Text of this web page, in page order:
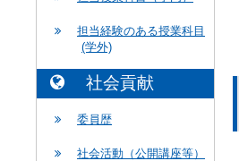
担当経験のある授業科目
(学外)
社会貢献
委員歴
社会活動（公開講座等）